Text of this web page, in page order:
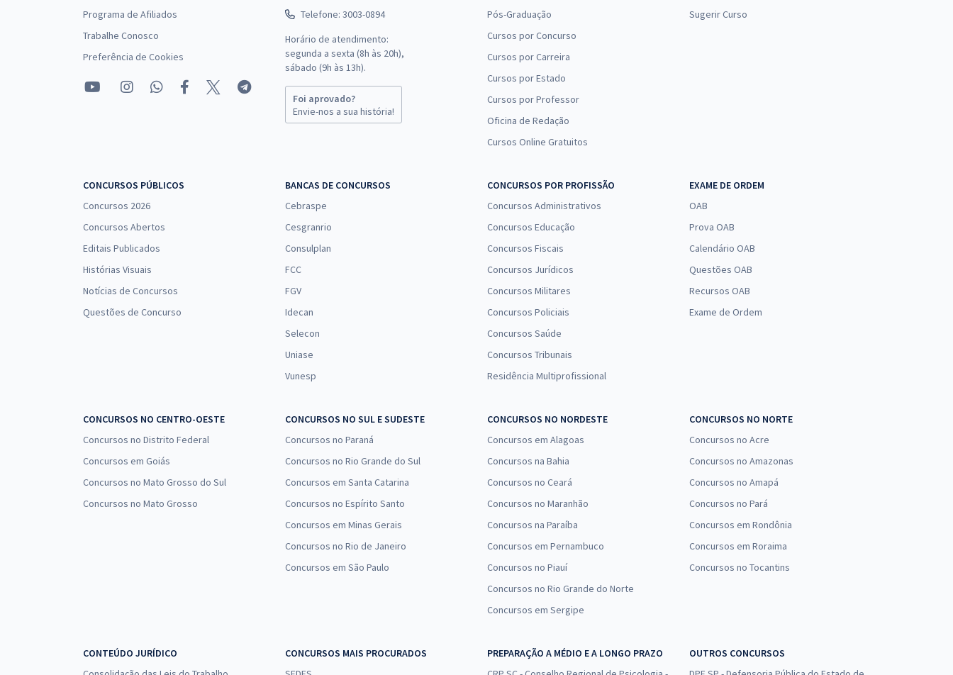
Programa de Afiliados
Trabalhe Conosco
Preferência de Cookies
Telefone: 3003-0894
Horário de atendimento:
segunda a sexta (8h às 20h),
sábado (9h às 13h).
Foi aprovado?
Envie-nos a sua história!
Pós-Graduação
Cursos por Concurso
Cursos por Carreira
Cursos por Estado
Cursos por Professor
Oficina de Redação
Cursos Online Gratuitos
Sugerir Curso
CONCURSOS PÚBLICOS
Concursos 2026
Concursos Abertos
Editais Publicados
Histórias Visuais
Notícias de Concursos
Questões de Concurso
BANCAS DE CONCURSOS
Cebraspe
Cesgranrio
Consulplan
FCC
FGV
Idecan
Selecon
Uniase
Vunesp
CONCURSOS POR PROFISSÃO
Concursos Administrativos
Concursos Educação
Concursos Fiscais
Concursos Jurídicos
Concursos Militares
Concursos Policiais
Concursos Saúde
Concursos Tribunais
Residência Multiprofissional
EXAME DE ORDEM
OAB
Prova OAB
Calendário OAB
Questões OAB
Recursos OAB
Exame de Ordem
CONCURSOS NO CENTRO-OESTE
Concursos no Distrito Federal
Concursos em Goiás
Concursos no Mato Grosso do Sul
Concursos no Mato Grosso
CONCURSOS NO SUL E SUDESTE
Concursos no Paraná
Concursos no Rio Grande do Sul
Concursos em Santa Catarina
Concursos no Espírito Santo
Concursos em Minas Gerais
Concursos no Rio de Janeiro
Concursos em São Paulo
CONCURSOS NO NORDESTE
Concursos em Alagoas
Concursos na Bahia
Concursos no Ceará
Concursos no Maranhão
Concursos na Paraíba
Concursos em Pernambuco
Concursos no Piauí
Concursos no Rio Grande do Norte
Concursos em Sergipe
CONCURSOS NO NORTE
Concursos no Acre
Concursos no Amazonas
Concursos no Amapá
Concursos no Pará
Concursos em Rondônia
Concursos em Roraima
Concursos no Tocantins
CONTEÚDO JURÍDICO
CONCURSOS MAIS PROCURADOS
PREPARAÇÃO A MÉDIO E A LONGO PRAZO
OUTROS CONCURSOS